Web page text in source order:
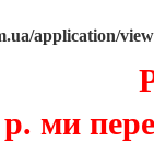
application/
р. ми